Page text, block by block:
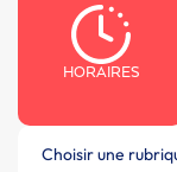
HORAIRES
Choisir une